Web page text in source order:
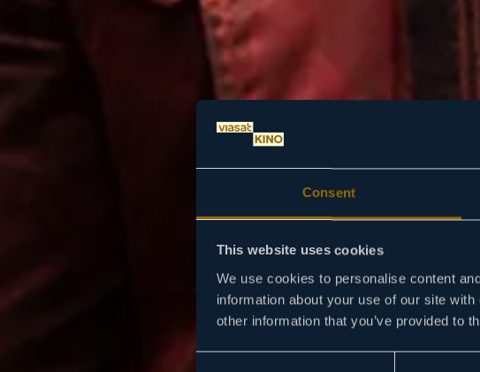
Consent
This website uses cookies
We use cookies to personalise content
information about your use of our site
other information that you’ve provided to